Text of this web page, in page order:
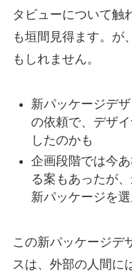
タビューについて触
も垣間見得ます。が
もしれません。
新パッケージデ
の依頼で、デザ
したのかも
企画段階では今
る案もあったが
新パッケージを
この新パッケージデ
スは、外部の人間に